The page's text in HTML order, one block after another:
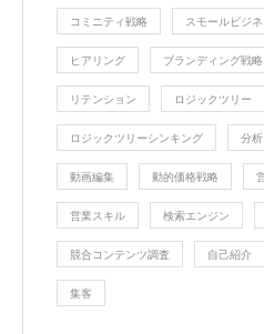
コミニティ戦略 スモールビジ
ヒアリング ブランディング戦略
リテンション ロジックツリー
ロジックツリーシンキング 分析
動画編集 動的価格戦略
営業スキル 検索エンジン
競合コンテンツ調査 自己紹介
集客